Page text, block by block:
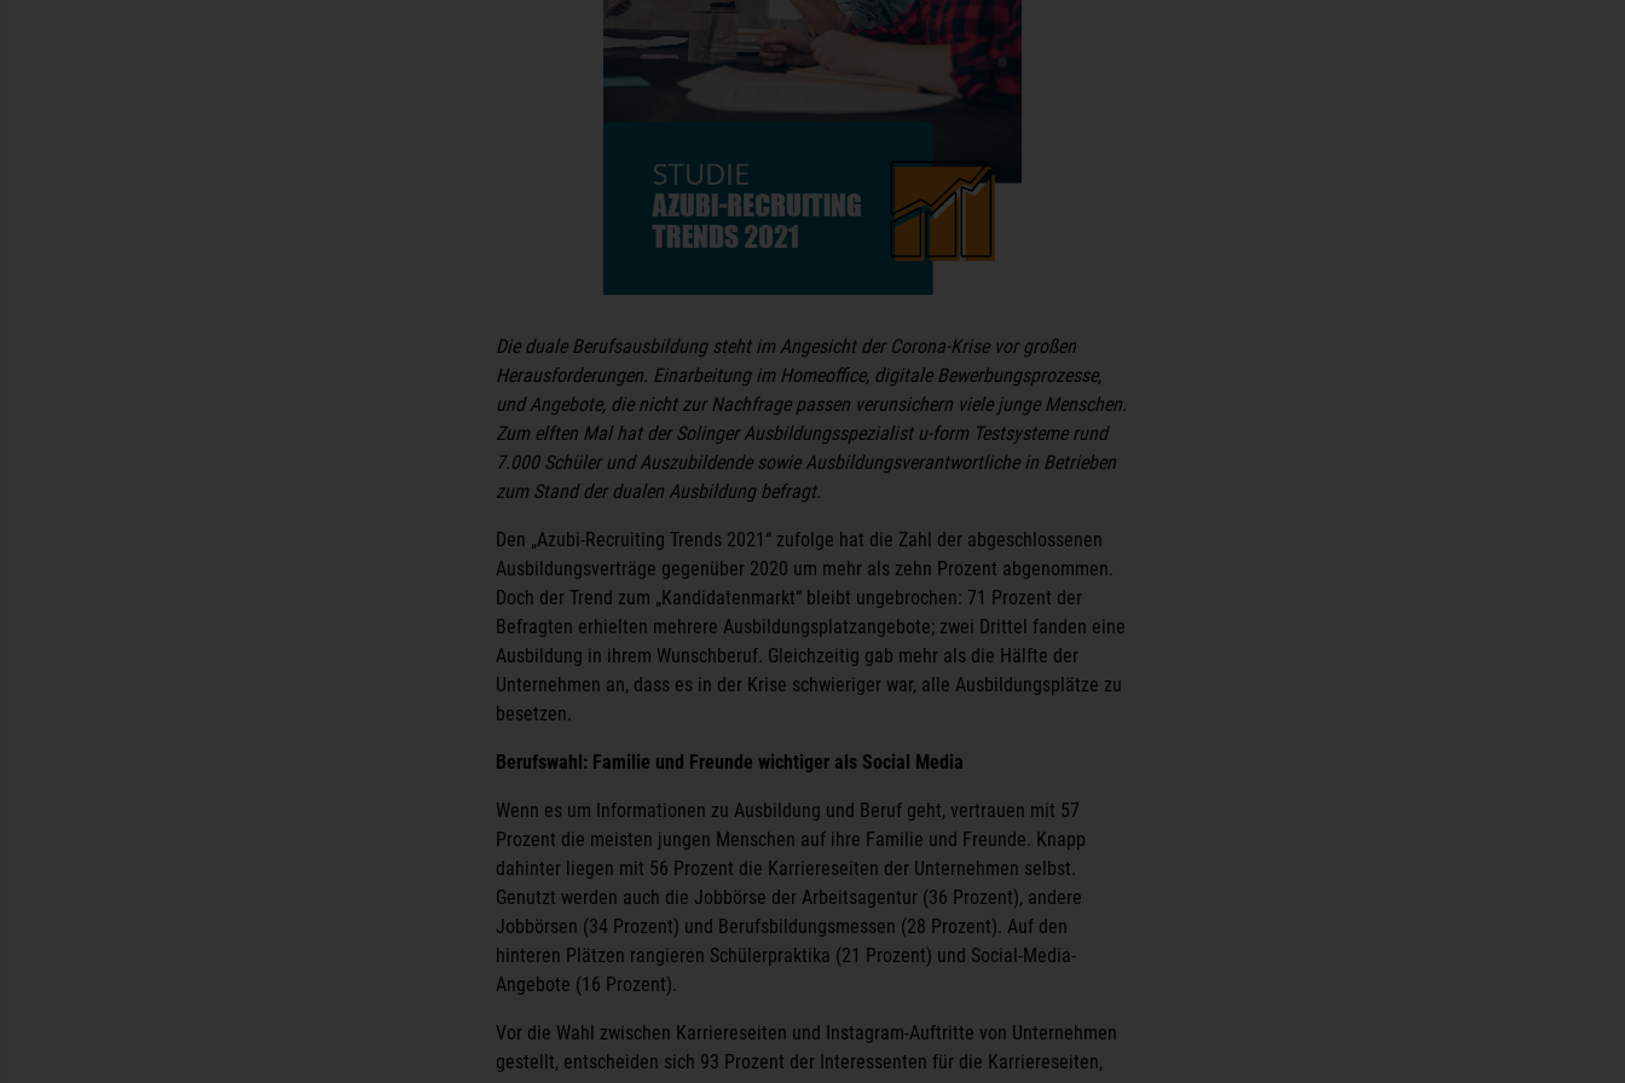
Die duale Berufsausbildung steht im Angesicht der Corona-Krise vor großen
Herausforderungen. Einarbeitung im Homeoffice, digitale Bewerbungsprozesse,
und Angebote, die nicht zur Nachfrage passen verunsichern viele junge Menschen.
Zum elften Mal hat der Solinger Ausbildungsspezialist u-form Testsysteme rund
7.000 Schüler und Auszubildende sowie Ausbildungsverantwortliche in Betrieben
zum Stand der dualen Ausbildung befragt.
Den „Azubi-Recruiting Trends 2021“ zufolge hat die Zahl der abgeschlossenen
Ausbildungsverträge gegenüber 2020 um mehr als zehn Prozent abgenommen.
Doch der Trend zum „Kandidatenmarkt“ bleibt ungebrochen: 71 Prozent der
Befragten erhielten mehrere Ausbildungsplatzangebote; zwei Drittel fanden eine
Ausbildung in ihrem Wunschberuf. Gleichzeitig gab mehr als die Hälfte der
Unternehmen an, dass es in der Krise schwieriger war, alle Ausbildungsplätze zu
besetzen.
Berufswahl: Familie und Freunde wichtiger als Social Media
Wenn es um Informationen zu Ausbildung und Beruf geht, vertrauen mit 57
Prozent die meisten jungen Menschen auf ihre Familie und Freunde. Knapp
dahinter liegen mit 56 Prozent die Karriereseiten der Unternehmen selbst.
Genutzt werden auch die Jobbörse der Arbeitsagentur (36 Prozent), andere
Jobbörsen (34 Prozent) und Berufsbildungsmessen (28 Prozent). Auf den
hinteren Plätzen rangieren Schülerpraktika (21 Prozent) und Social-Media-
Angebote (16 Prozent).
Vor die Wahl zwischen Karriereseiten und Instagram-Auftritte von Unternehmen
gestellt, entscheiden sich 93 Prozent der Interessenten für die Karriereseiten,